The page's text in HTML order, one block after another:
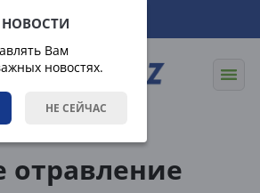
Вам
новостях.
НЕ СЕЙЧАС